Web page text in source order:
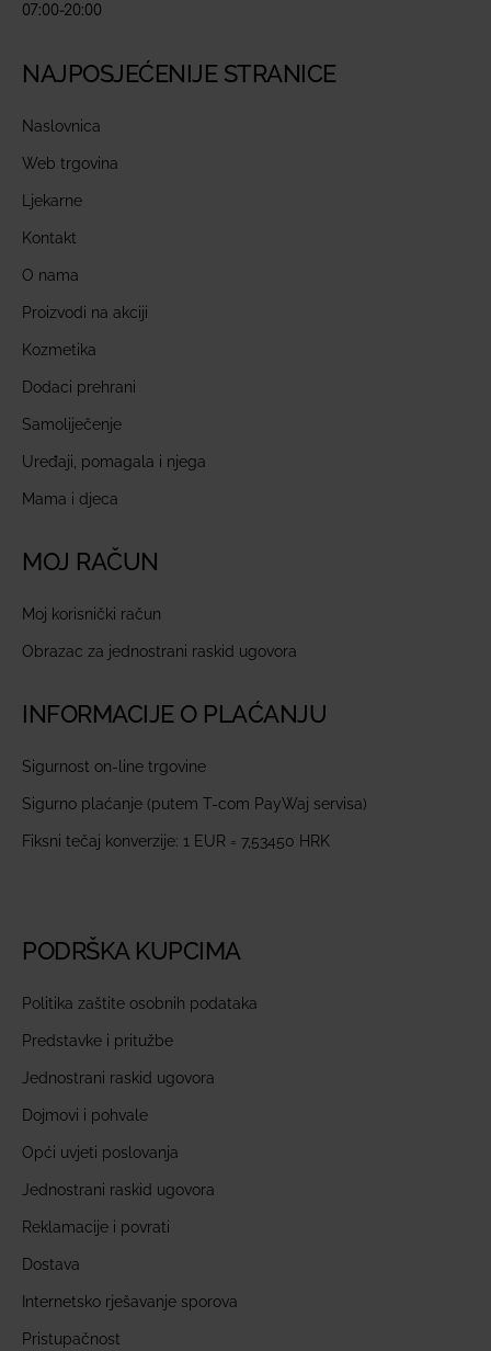
07:00-20:00
NAJPOSJEĆENIJE STRANICE
Naslovnica
Web trgovina
Ljekarne
Kontakt
O nama
Proizvodi na akciji
Kozmetika
Dodaci prehrani
Samoliječenje
Uređaji, pomagala i njega
Mama i djeca
MOJ RAČUN
Moj korisnički račun
Obrazac za jednostrani raskid ugovora
INFORMACIJE O PLAĆANJU
Sigurnost on-line trgovine
Sigurno plaćanje (putem T-com PayWaj servisa)
Fiksni tečaj konverzije: 1 EUR = 7,53450 HRK
PODRŠKA KUPCIMA
Politika zaštite osobnih podataka
Predstavke i pritužbe
Jednostrani raskid ugovora
Dojmovi i pohvale
Opći uvjeti poslovanja
Jednostrani raskid ugovora
Reklamacije i povrati
Dostava
Internetsko rješavanje sporova
Pristupačnost